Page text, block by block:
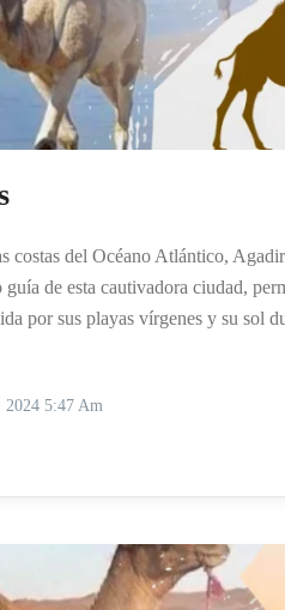
costas del Océano Atlántico,
de esta cautivadora ciudad,
por sus playas vírgenes y su sol
2024 5:47 Am